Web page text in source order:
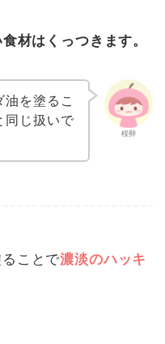
材はくっつきます。
桜卵
を塗るこ
同じ扱いで
ことで濃淡のハッキ